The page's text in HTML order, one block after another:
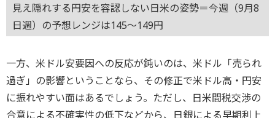
見え隠れする円安を容認しない日米の姿勢＝今週（9月8
日週）の予想レンジは145～149円
一方、米ドル安要因への反応が鈍いのは、米ドル「売られ
過ぎ」の影響ということなら、その修正で米ドル高・円安
に振れやすい面はあるでしょう。ただし、日米間税交渉の
合意による不確実性の低下などから、日銀による早期利上